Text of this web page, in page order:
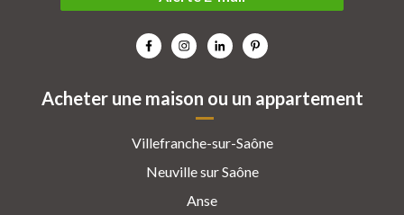
Acheter une maison ou un appartement
Villefranche-sur-Saône
Neuville sur Saône
Anse